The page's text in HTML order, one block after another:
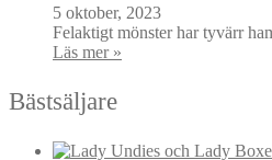
5 oktober, 2023
Felaktigt mönster har tyvärr
Läs mer »
Bästsäljare